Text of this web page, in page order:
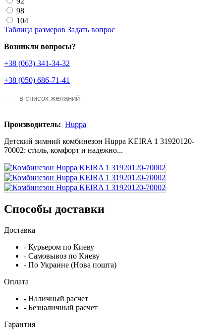
98
104
Таблица размеров Задать вопрос
Возникли вопросы?
+38 (063) 341-34-32
+38 (050) 686-71-41
в список желаний
Производитель: Huppa
Детский зимний комбинезон Huppa KEIRA 1 31920120-
70002: стиль, комфорт и надежно...
Способы доставки
Доставка
- Курьером по Киеву
- Самовывоз по Киеву
- По Украине (Нова пошта)
Оплата
- Наличный расчет
- Безналичный расчет
Гарантия